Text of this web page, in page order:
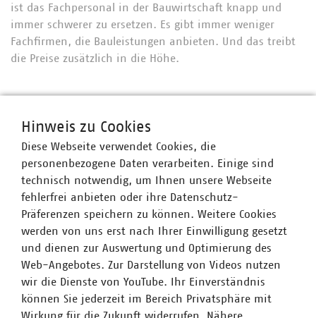
ist das Fachpersonal in der Bauwirtschaft knapp und
immer schwerer zu ersetzen. Es gibt immer weniger
Fachfirmen, die Bauleistungen anbieten. Und das treibt
die Preise zusätzlich in die Höhe.
Die geburtenstarken Jahrgänge gehen zurzeit verstärkt in
Stellen unbesetzt. Der Fachkräftemangel trifft auch die
Wasserwirtschaft. Gleichzeitig werden durch die derzeit
anhaltend hohe Steigerung der Verbraucherpreise auch
Die Kosten für tariflich Beschäftigte sind in den letzten
Jahren aufgrund der Anhebung der Tariflöhne stetig
gestiegen. Tariflich beschäftigt sind vor allem die
Mitarbeitenden im kaufmännischen, im technischen und
im baulichen Bereich – also genau in den Sektoren, die
Hinweis zu Cookies
Diese Webseite verwendet Cookies, die
personenbezogene Daten verarbeiten. Einige sind
technisch notwendig, um Ihnen unsere Webseite
fehlerfrei anbieten oder ihre Datenschutz-
Präferenzen speichern zu können. Weitere Cookies
werden von uns erst nach Ihrer Einwilligung gesetzt
und dienen zur Auswertung und Optimierung des
Web-Angebotes. Zur Darstellung von Videos nutzen
wir die Dienste von YouTube. Ihr Einverständnis
können Sie jederzeit im Bereich Privatsphäre mit
Wirkung für die Zukunft widerrufen. Nähere